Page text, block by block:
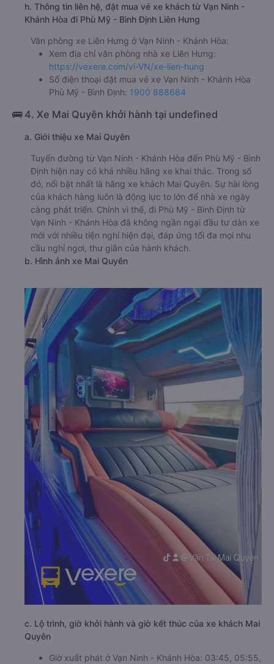
h. Thông tin liên hệ, đặt mua vé xe khách từ Vạn Ninh -
Khánh Hòa đi Phù Mỹ - Bình Định Liên Hưng
Văn phòng xe Liên Hưng ở Vạn Ninh - Khánh Hòa:
Xem địa chỉ văn phòng nhà xe Liên Hưng:
https://vexere.com/vi-VN/xe-lien-hung
Số điện thoại đặt mua vé xe Vạn Ninh - Khánh Hòa
Phù Mỹ - Bình Định: 1900 888684
🚌 4. Xe Mai Quyên khởi hành tại undefined
a. Giới thiệu xe Mai Quyên
Tuyến đường từ Vạn Ninh - Khánh Hòa đến Phù Mỹ - Bình
Định hiện nay có khá nhiều hãng xe khai thác. Trong số
đó, nổi bật nhất là hãng xe khách Mai Quyên. Sự hài lòng
của khách hàng luôn là động lực to lớn để nhà xe ngày
càng phát triển. Chính vì thế, đi Phù Mỹ - Bình Định từ
Vạn Ninh - Khánh Hòa đã không ngần ngại đầu tư dàn xe
mới với nhiều tiện nghi hiện đại, đáp ứng tối đa mọi nhu
cầu nghỉ ngơi, thư giãn của hành khách.
b. Hình ảnh xe Mai Quyên
c. Lộ trình, giờ khởi hành và giờ kết thúc của xe khách Mai
Quyên
Giờ xuất phát ở Vạn Ninh - Khánh Hòa: 03:45, 05:55,